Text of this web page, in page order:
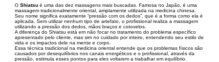
O Shiatsu é uma das dez massagens mais buscadas. Famosa no Japão, é uma
massagem tradicionalmente oriental, amplamente utilizada na medicina chinesa.
Seu nome significa exatamente “pressão com os dedos”, que é a forma como ela é
aplicada. Sem utilizar nenhum tipo de artefato, o profissional realiza a massagem
utilizando a pressão dos dedos, mãos braços e cotovelos.
A diferença do Shiatsu está em não focar no tratamento do problema específico
apresentado pelo cliente, mas sim no cuidado por inteiro, entendendo seu estilo de
vida e os impactos dele na mente e corpo.
Essa técnica tradicional na medicina oriental entende que os problemas físicos são
causados por desequilíbrios nos canais energéticos e o profissional, através da
pressão, estimula esses pontos para eles voltarem a trabalhar em equilíbrio.